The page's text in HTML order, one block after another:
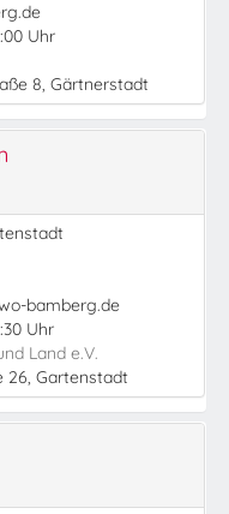
Uhr
8, Gärtnerstadt
bamberg.de
Uhr
Land e.V.
26, Gartenstadt